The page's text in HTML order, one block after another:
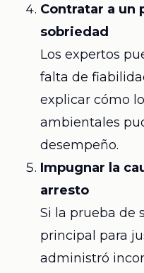
Contratar a un
sobriedad
Los expertos
falta de
explicar cómo
ambientales
desempeño.
Impugnar la
arresto
Si la prueba de
principal para
administró